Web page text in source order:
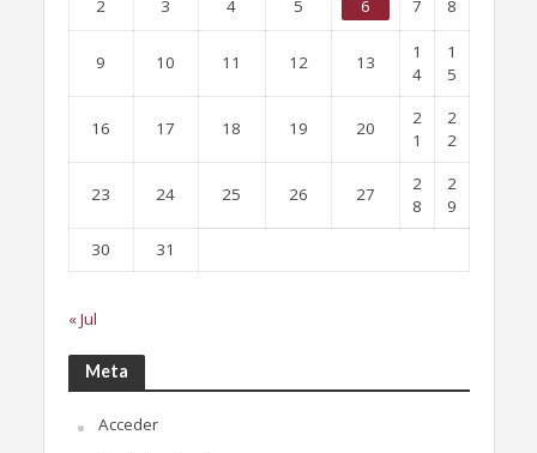
2 3 4 5 6 7 8
9 10 11 12 13
1
4
1
5
16 17 18 19 20
2
1
2
2
23 24 25 26 27
2
8
2
9
30
31
« Jul
Meta
Acceder